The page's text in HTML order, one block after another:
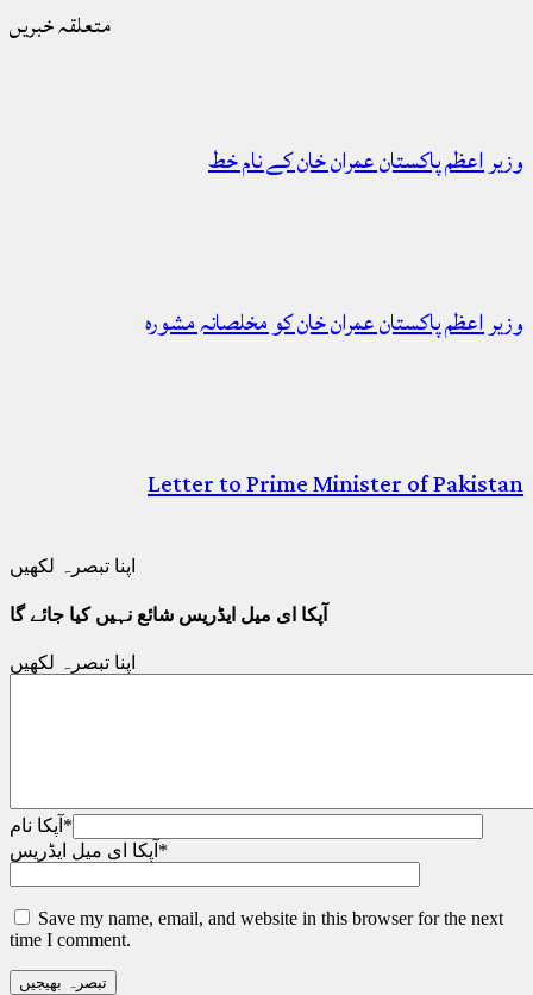
متعلقہ خبریں
وزیر اعظم پاکستان عمران خان کے نام خط
وزیر اعظم پاکستان عمران خان کو مخلصانہ مشورہ
Letter to Prime Minister of Pakistan
اپنا تبصرہ لکھیں
آپکا ای میل ایڈریس شائع نہیں کیا جائے گا
اپنا تبصرہ لکھیں
آپکا نام *
آپکا ای میل ایڈریس *
Save my name, email, and website in this browser for the next
time I comment.